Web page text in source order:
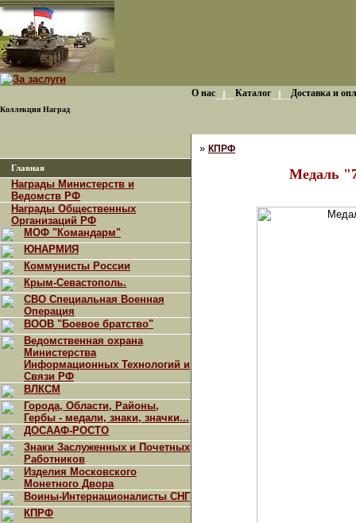
Коллекция Наград
О нас Каталог Доставка и
Главная
Награды Министерств и
Ведомств РФ
Награды Общественных
Организаций РФ
МОФ "Командарм"
ЮНАРМИЯ
Коммунисты России
Крым-Севастополь.
СВО Специальная Военная
Операция
ВООВ "Боевое братство"
Ведомственная охрана
Министерства
Информационных Технологий и
Связи РФ
ВЛКСМ
Города, Области, Районы,
Гербы - медали, знаки, значки...
ДОСААФ-РОСТО
Знаки Заслуженных и Почетных
Работников
Изделия Московского
Монетного Двора
Воины-Интернационалисты СНГ
КПРФ
» КПРФ
Медаль